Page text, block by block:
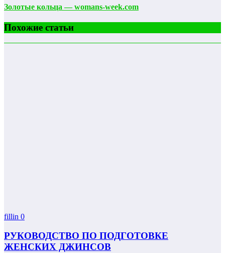
Золотые кольца — womans-week.com
Похожие статьи
fillin 0
РУКОВОДСТВО ПО ПОДГОТОВКЕ
ЖЕНСКИХ ДЖИНСОВ